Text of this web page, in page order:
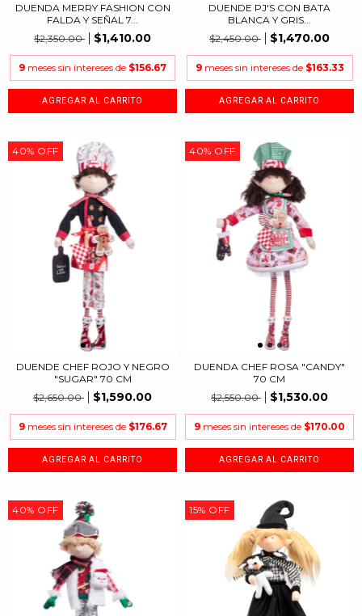
DUENDA MERRY FASHION CON
FALDA Y SEÑAL 7...
$2,350.00
$1,410.00
9 meses sin intereses de $156.67
DUENDE PJ'S CON BATA
BLANCA Y GRIS...
$2,450.00
$1,470.00
9 meses sin intereses de $163.33
40% OFF
DUENDE CHEF ROJO Y NEGRO
"SUGAR" 70 CM
$2,650.00
$1,590.00
9 meses sin intereses de $176.67
40% OFF
DUENDA CHEF ROSA "CANDY"
70 CM
$2,550.00
$1,530.00
9 meses sin intereses de $170.00
40% OFF 15% OFF